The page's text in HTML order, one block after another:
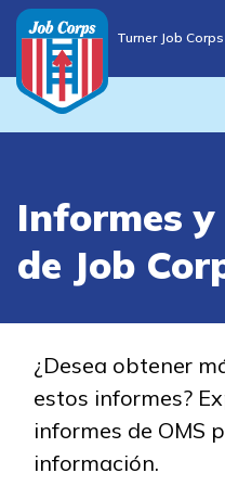
Turner Job
Vida En
Estudiar
Informes
de Job
¿Desea obtener
estos informes?
informes de OMS
información.